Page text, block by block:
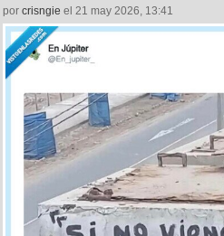
por crisngie el 21 may 2026, 13:41